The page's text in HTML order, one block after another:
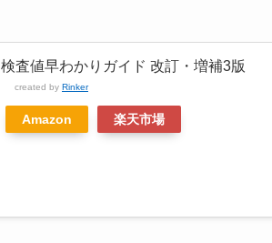
検査値早わかりガイド 改訂・増補3版
created by Rinker
Amazon 楽天市場